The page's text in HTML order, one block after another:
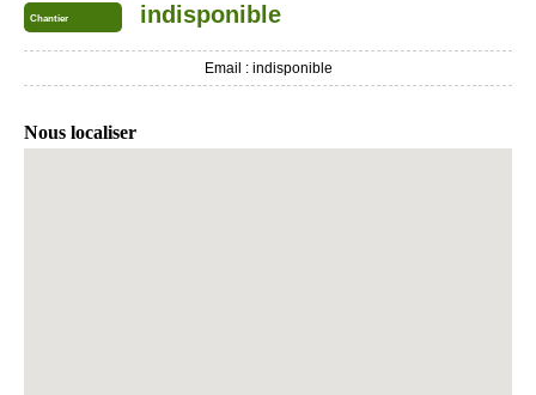
Chantier indisponible
Email : indisponible
Nous localiser